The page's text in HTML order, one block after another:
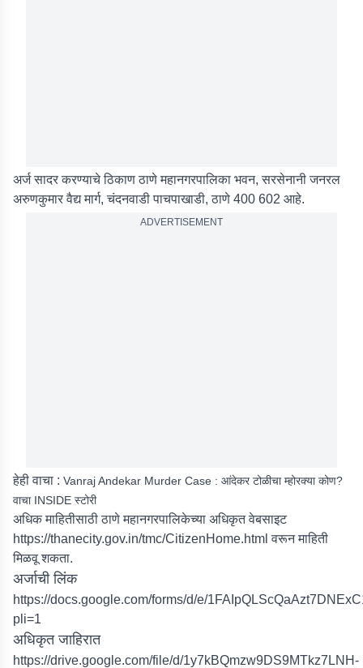
अर्ज सादर करण्याचे ठिकाण ठाणे महानगरपालिका भवन, सरसेनानी जनरल
अरुणकुमार वैद्य मार्ग, चंदनवाडी पाचपाखाडी, ठाणे 400 602 आहे.
ADVERTISEMENT
हेही वाचा : Vanraj Andekar Murder Case : आंदेकर टोळीचा म्होरक्या कोण?
वाचा INSIDE स्टोरी
अधिक माहितीसाठी ठाणे महानगरपालिकेच्या अधिकृत वेबसाइट
https://thanecity.gov.in/tmc/CitizenHome.html वरून माहिती
मिळवू शकता.
अर्जाची लिंक
https://docs.google.com/forms/d/e/
pli=1
अधिकृत जाहिरात
https://drive.google.com/file/d/1y7kBQmzw9DS9MTkz7LNH-